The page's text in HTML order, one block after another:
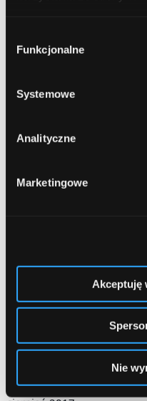
formy korzystania z
zgody
Funkcjonalne
Systemowe
Analityczne
Marketingowe
Akceptuję
Nie
grudzień 2018
listopad 2018
wrzesień 2018
październik 2017